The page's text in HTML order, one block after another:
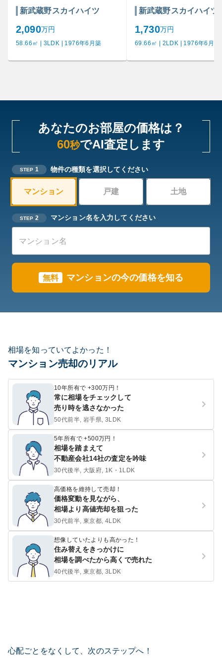
新武蔵野スカイハイツ
2,090万円
58.66㎡ | 3LDK | 1976年6月築
新武蔵野スカイハイツ
1,730万円
69.66㎡ | 2LDK | 1976年6月築
あなたのお部屋の価格は？
60秒でAI査定します
STEP 1 物件の種類を選択してください
マンション 戸建 土地
STEP 2 マンション名を入力してください
無料 マンションの今の価格を知る
相場を知っていてよかった！
マンション売却のリアル
10年所有で +300万円！
常に相場をチェックして
売り時を逃さなかった
50代前半, 岩手県, 3LDK
5年所有で +500万円！
相場を踏まえて
不動産会社14社の査定を吟味
30代後半, 大阪府, 1K・1LDK
高価格を維持して売却！
価格変動を見ながら、
相場より高値売却を狙った
30代前半, 東京都, 4LDK
想像していたよりも高かった！
住み替えをきっかけに
相場を調べたから高くで売れた
40代後半, 東京都, 3LDK
心配ごとをなくして、次のステップへ！